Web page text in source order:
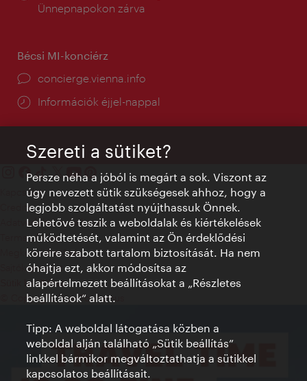
tartás:
Ünnepnapokon zárva
Bécsi MI-konciérz
concierge.vienna.info
Információk éjjel-nappal
Kapcsolat
Credits
Adatvédelmi nyilatkozat
Terms of Use
Megközelíthetőség
Sajtókapcsolat
Sütik beállítása
© Copyright WienTourismus
Szereti a sütiket?
Persze néha a jóból is megárt a sok. Viszont az
úgy nevezett sütik szükségesek ahhoz, hogy a
legjobb szolgáltatást nyújthassuk Önnek.
Lehetővé teszik a weboldalak és kiértékelések
működtetését, valamint az Ön érdeklődési
köreire szabott tartalom biztosítását. Ha nem
óhajtja ezt, akkor módosítsa az
alapértelmezett beállításokat a „Részletes
beállítások“ alatt.
Tipp: A weboldal látogatása közben a
weboldal alján található „Sütik beállítás”
linkkel bármikor megváltoztathatja a sütikkel
kapcsolatos beállításait.